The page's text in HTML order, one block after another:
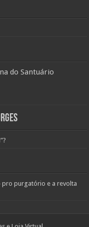
do Santuário
pro purgatório e a revolta